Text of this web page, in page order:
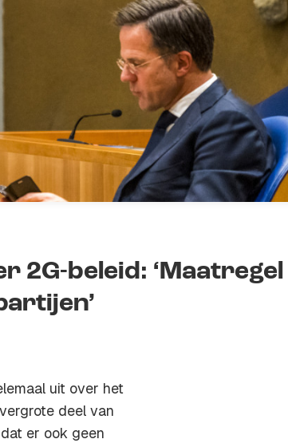
2G-beleid: ‘Maatregel
uit over het
deel van
er ook geen